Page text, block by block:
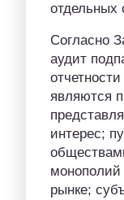
отдельных
Согласно
аудит
являются
интерес;
монополий
рынке;